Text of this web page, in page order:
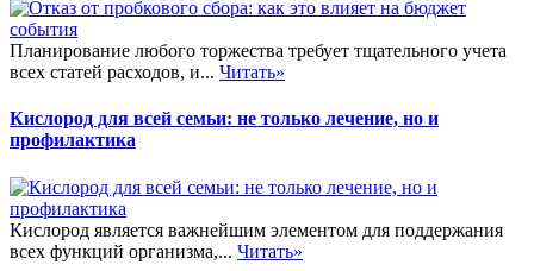
Планирование любого торжества требует тщательного учета
всех статей расходов, и... Читать»
Кислород для всей семьи: не только лечение, но и
профилактика
Кислород является важнейшим элементом для поддержания
всех функций организма,... Читать»